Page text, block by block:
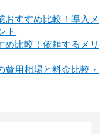
おすすめ比較！導入メ
ト
め比較！依頼するメリ
費用相場と料金比較・